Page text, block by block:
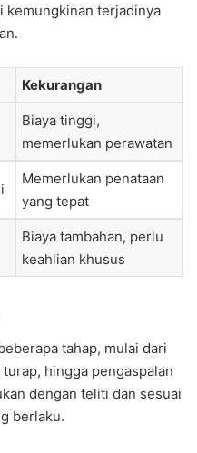
kemungkinan terjadinya
Kekurangan
Biaya tinggi,
memerlukan perawatan
Memerlukan penataan
yang tepat
Biaya tambahan, perlu
keahlian khusus
tahap, mulai dari
hingga pengaspalan
dengan teliti dan sesuai
berlaku.